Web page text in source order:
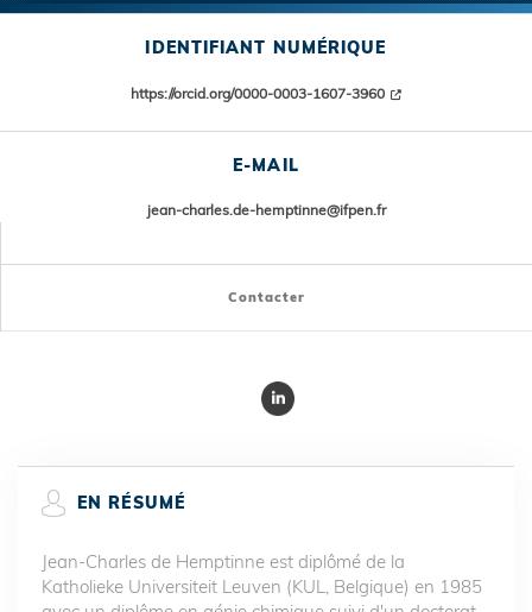
IDENTIFIANT NUMÉRIQUE
https://orcid.org/0000-0003-1607-3960
E-MAIL
jean-charles.de-hemptinne@ifpen.fr
Contacter
EN RÉSUMÉ
Jean-Charles de Hemptinne est diplômé de la
Katholieke Universiteit Leuven (KUL, Belgique) en 1985